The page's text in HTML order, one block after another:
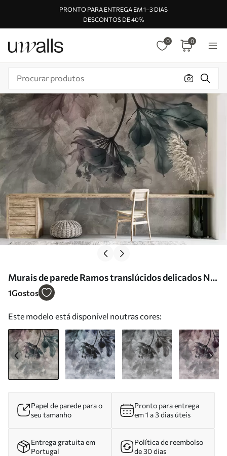
PRONTO PARA ENTREGA EM 1–3 DIAS
DESCONTOS DE 40%
0 0
Murais de parede Ramos translúcidos delicados Nr.
u93927
1Gostos
Este modelo está disponível noutras cores:
Papel de parede para o
seu tamanho
Pronto para entrega
em 1 a 3 dias úteis
Entrega gratuita em
Portugal
Política de reembolso
de 30 dias